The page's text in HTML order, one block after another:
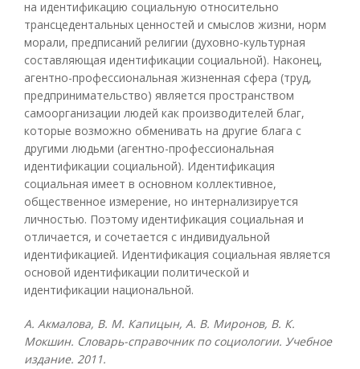
на идентификацию социальную относительно
трансцедентальных ценностей и смыслов жизни, норм
морали, предписаний религии (духовно-культурная
составляющая идентификации социальной). Наконец,
агентно-профессиональная жизненная сфера (труд,
предпринимательство) является пространством
самоорганизации людей как производителей благ,
которые возможно обменивать на другие блага с
другими людьми (агентно-профессиональная
идентификации социальной). Идентификация
социальная имеет в основном коллективное,
общественное измерение, но интернализируется
личностью. Поэтому идентификация социальная и
отличается, и сочетается с индивидуальной
идентификацией. Идентификация социальная является
основой идентификации политической и
идентификации национальной.
А. Акмалова, В. М. Капицын, А. В. Миронов, В. К.
Мокшин. Словарь-справочник по социологии. Учебное
издание. 2011.